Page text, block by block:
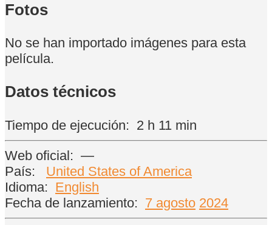
Fotos
No se han importado imágenes para esta
película.
Datos técnicos
Tiempo de ejecución: 2 h 11 min
Web oficial: —
País:
United States of America
Idioma: English
Fecha de lanzamiento: 7 agosto 2024